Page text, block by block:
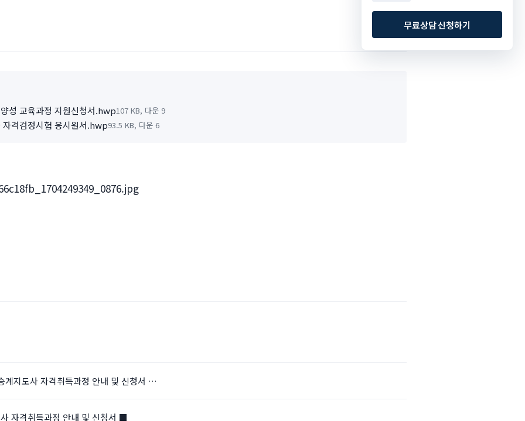
성 교육과정 지원신청서.hwp107 KB, 다운 9
격검정시험 응시원서.hwp93.5 KB, 다운 6
지도사 자격취득과정 안내 및 신청서 …
자격취득과정 안내 및 신청서 ■
무료상담 신청하기